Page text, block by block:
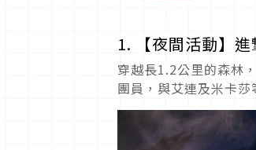
1. 【夜間活動】
穿越長1.2公里的森林
團員，與艾連及米卡莎